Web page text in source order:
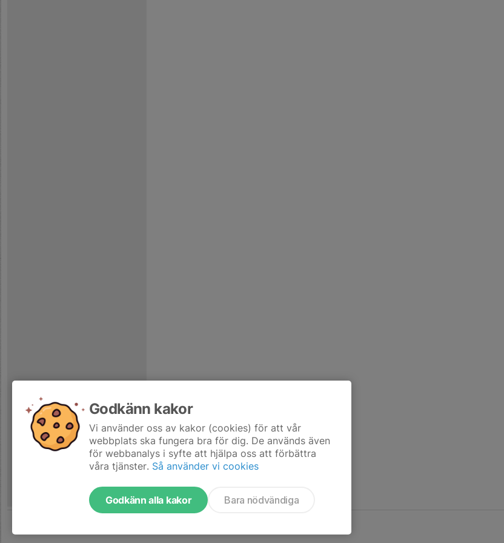
Godkänn kakor
Vi använder oss av kakor (cookies) för att vår
webbplats ska fungera bra för dig. De används även
för webbanalys i syfte att hjälpa oss att förbättra
våra tjänster. Så använder vi cookies
Godkänn alla kakor Bara nödvändiga